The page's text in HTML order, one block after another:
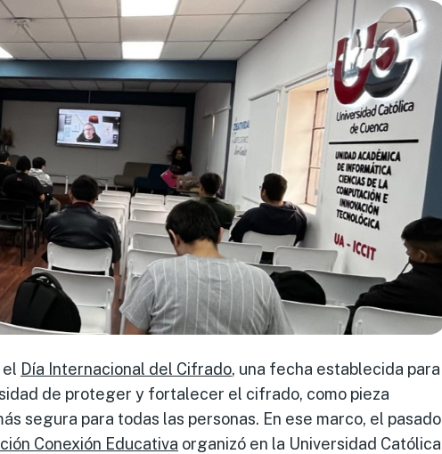
el Día Internacional del Cifrado, una fecha establecida para
de proteger y fortalecer el cifrado, como pieza
segura para todas las personas. En ese marco, el pasado
Conexión Educativa organizó en la Universidad Católica